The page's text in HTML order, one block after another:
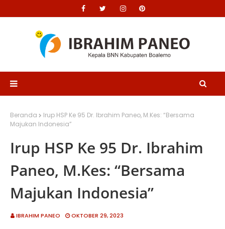
Beranda
Irup HSP Ke 95 Dr. Ibrahim Paneo, M.Kes: “Bersama
Majukan Indonesia”
Irup HSP Ke 95 Dr. Ibrahim
Paneo, M.Kes: “Bersama
Majukan Indonesia”
IBRAHIM PANEO OKTOBER 29, 2023